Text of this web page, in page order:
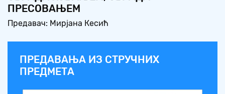
ПРЕСОВАЊЕМ
Предавач: Мирјана Кесић
ПРЕДАВАЊА ИЗ СТРУЧНИХ
ПРЕДМЕТА